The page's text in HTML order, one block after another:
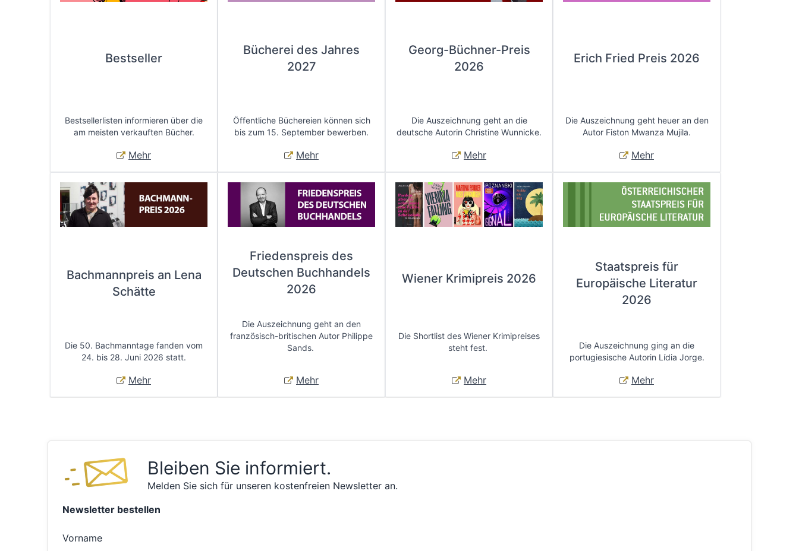
Bestseller
Bestsellerlisten informieren über die
am meisten verkauften Bücher.
Mehr
Bücherei des Jahres
2027
Öffentliche Büchereien können sich
bis zum 15. September bewerben.
Mehr
Georg-Büchner-Preis
2026
Die Auszeichnung geht an die
deutsche Autorin Christine Wunnicke.
Mehr
Erich Fried Preis 2026
Die Auszeichnung geht heuer an den
Autor Fiston Mwanza Mujila.
Mehr
Bachmannpreis an Lena
Schätte
Die 50. Bachmanntage fanden vom
24. bis 28. Juni 2026 statt.
Mehr
Friedenspreis des
Deutschen Buchhandels
2026
Die Auszeichnung geht an den
französisch-britischen Autor Philippe
Sands.
Mehr
Wiener Krimipreis 2026
Die Shortlist des Wiener Krimipreises
steht fest.
Mehr
Staatspreis für
Europäische Literatur
2026
Die Auszeichnung ging an die
portugiesische Autorin Lídia Jorge.
Mehr
Bleiben Sie informiert.
Melden Sie sich für unseren kostenfreien Newsletter an.